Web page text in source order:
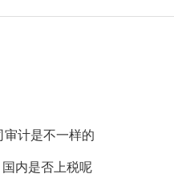
计是不一样的
内是否上税呢